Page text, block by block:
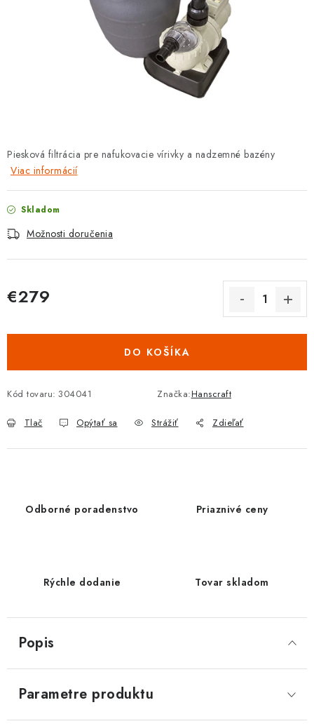
OBCHODNÉ PODMIENKY
Obchodné podmienky
Odstúpenie od zmluvy
Reklamačný poriadok
Spôsob dopravy a platby
Vernostný program
Moja objednávka
Piesková filtrácia pre nafukovacie vírivky a nadzemné bazény
Viac informácií
Skladom
Možnosti doručenia
€279
DO KOŠÍKA
Kód tovaru: 304041 Značka:Hanscraft
Tlač Opýtať sa Strážiť Zdieľať
Odborné poradenstvo Priaznivé ceny
Rýchle dodanie Tovar skladom
Popis
Parametre produktu